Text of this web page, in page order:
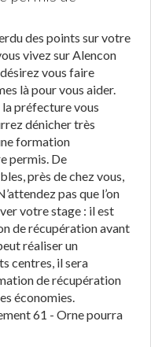
des points sur votre
vivez sur Alencon
vous faire
là pour vous aider.
la préfecture vous
dénicher très
formation
permis. De
près de chez vous,
pas que l’on
votre stage : il est
de récupération avant
réaliser un
centres, il sera
de récupération
économies.
61 - Orne pourra